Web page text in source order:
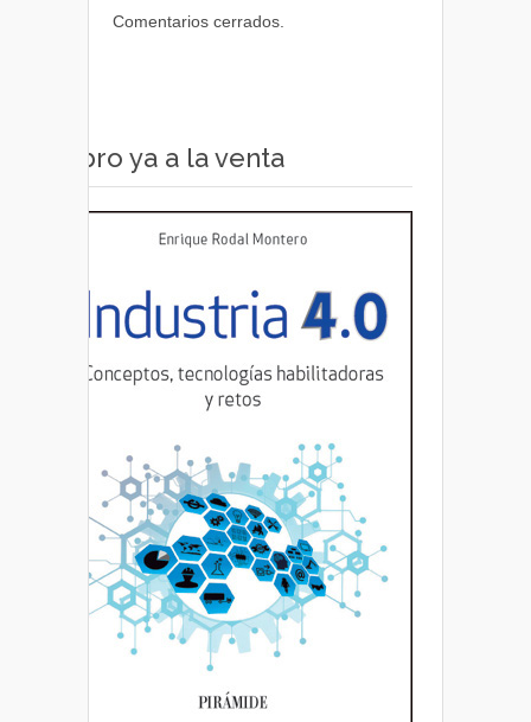
Comentarios cerrados.
Libro ya a la venta